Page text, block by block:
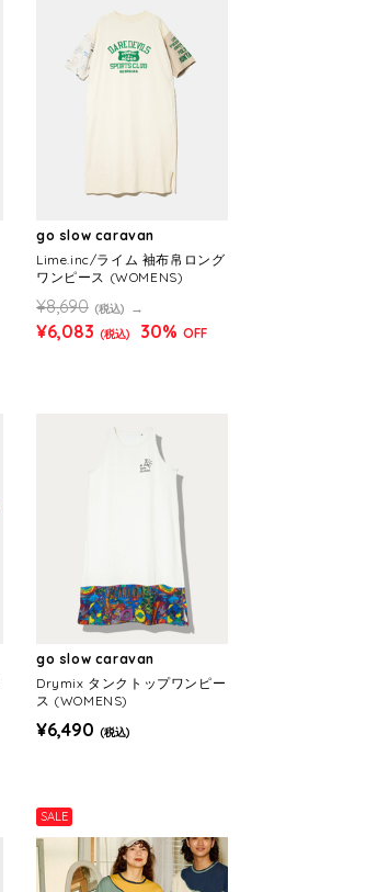
go slow caravan
Lime.inc/ライム 袖布帛ロング
ワンピース (WOMENS)
¥8,690 (税込)
¥6,083 (税込) 30% OFF
go slow caravan
Drymix タンクトップワンピー
ス (WOMENS)
¥6,490 (税込)
SALE